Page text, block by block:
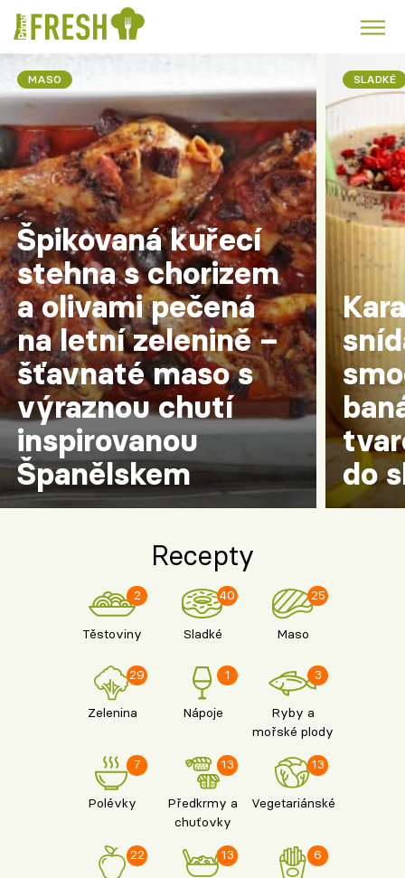
Trendy: Rychlé večeře
Česká kuchyně Čokoláda
Témata
Recepty
Články
TV Program
Škola vaření
Recepty z TV
Speciál: Cuketa
Těhotnej kuchař
Sledujte prima+
MASO
Špikovaná kuřecí
stehna s chorizem
a olivami pečená
na letní zelenině –
šťavnaté maso s
výraznou chutí
inspirovanou
Španělskem
SLADKÉ
do
Recepty
2
Těstoviny
40
Sladké
25
Maso
29
Zelenina
1
Nápoje
3
Ryby a
mořské plody
7
Polévky
13
Předkrmy a
chuťovky
13
Vegetariánské
22 13 6